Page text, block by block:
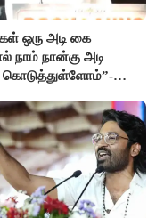
ஒரு அடி கை
நாம் நான்கு அடி
கொடுத்துள்ளோம்”-